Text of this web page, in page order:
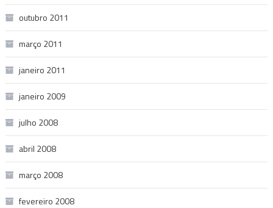
outubro 2011
março 2011
janeiro 2011
janeiro 2009
julho 2008
abril 2008
março 2008
fevereiro 2008